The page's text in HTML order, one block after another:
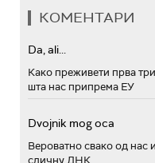
КОМЕНТАРИ
Da, ali...
Како преживети прва
шта нас припрема ЕУ
Dvojnik mog oca
Вероватно свако од нас